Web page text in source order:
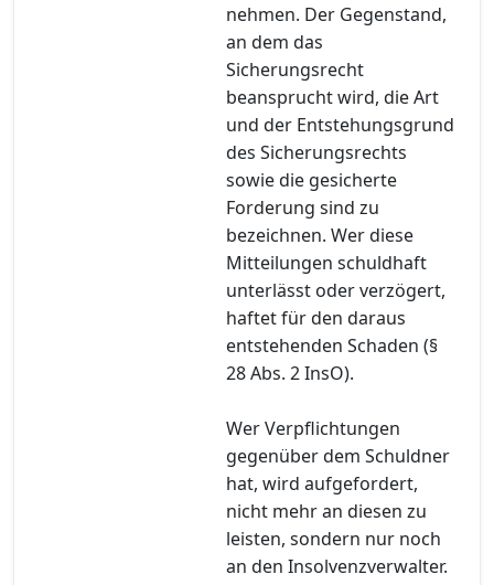
nehmen. Der Gegenstand,
an dem das
Sicherungsrecht
beansprucht wird, die Art
und der Entstehungsgrund
des Sicherungsrechts
sowie die gesicherte
Forderung sind zu
bezeichnen. Wer diese
Mitteilungen schuldhaft
unterlässt oder verzögert,
haftet für den daraus
entstehenden Schaden (§
28 Abs. 2 InsO).
Wer Verpflichtungen
gegenüber dem Schuldner
hat, wird aufgefordert,
nicht mehr an diesen zu
leisten, sondern nur noch
an den Insolvenzverwalter.